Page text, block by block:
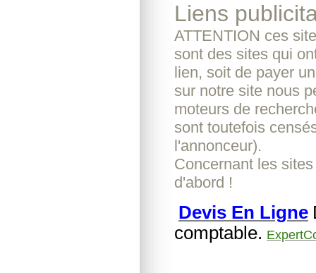
Liens
ATTENTION ces
sont des sites qui
lien, soit de payer
sur notre site nous
moteurs de
sont toutefois
l'annonceur).
Concernant les
d'abord !
Devis En Ligne
comptable.